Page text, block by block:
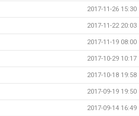
2017-11-26 15:30
2017-11-22 20:03
2017-11-19 08:00
2017-10-29 10:17
2017-10-18 19:58
2017-09-19 19:50
2017-09-14 16:49